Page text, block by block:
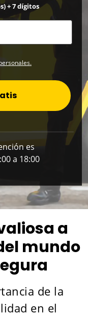
+ 7 dígitos
es
a 18:00
a
mundo
de la
en el